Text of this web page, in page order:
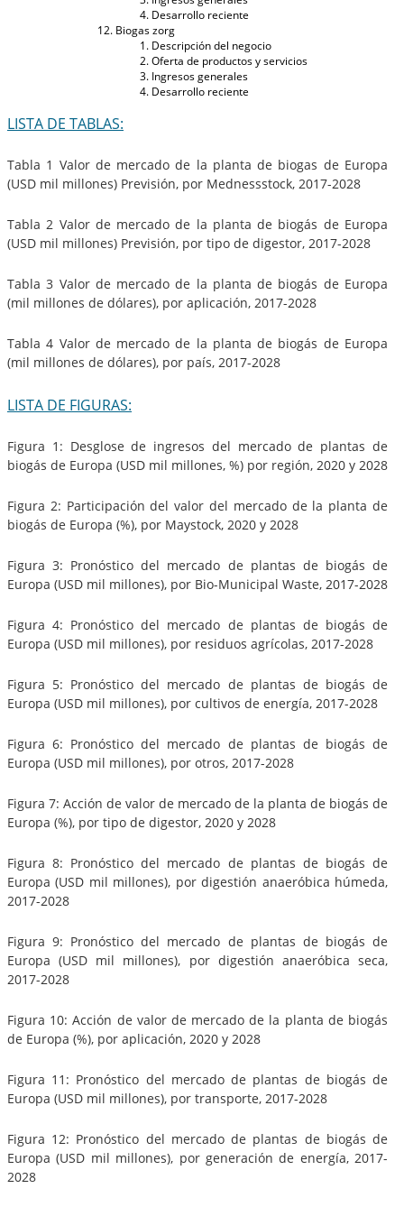
Desarrollo reciente
Biogas zorg
Descripción del negocio
Oferta de productos y servicios
Ingresos generales
Desarrollo reciente
LISTA DE TABLAS:
Tabla 1 Valor de mercado de la planta de biogas de Europa
(USD mil millones) Previsión, por Mednessstock, 2017-2028
Tabla 2 Valor de mercado de la planta de biogás de Europa
(USD mil millones) Previsión, por tipo de digestor, 2017-2028
Tabla 3 Valor de mercado de la planta de biogás de Europa
(mil millones de dólares), por aplicación, 2017-2028
Tabla 4 Valor de mercado de la planta de biogás de Europa
(mil millones de dólares), por país, 2017-2028
LISTA DE FIGURAS:
Figura 1: Desglose de ingresos del mercado de plantas de
biogás de Europa (USD mil millones, %) por región, 2020 y 2028
Figura 2: Participación del valor del mercado de la planta de
biogás de Europa (%), por Maystock, 2020 y 2028
Figura 3: Pronóstico del mercado de plantas de biogás de
Europa (USD mil millones), por Bio-Municipal Waste, 2017-2028
Figura 4: Pronóstico del mercado de plantas de biogás de
Europa (USD mil millones), por residuos agrícolas, 2017-2028
Figura 5: Pronóstico del mercado de plantas de biogás de
Europa (USD mil millones), por cultivos de energía, 2017-2028
Figura 6: Pronóstico del mercado de plantas de biogás de
Europa (USD mil millones), por otros, 2017-2028
Figura 7: Acción de valor de mercado de la planta de biogás de
Europa (%), por tipo de digestor, 2020 y 2028
Figura 8: Pronóstico del mercado de plantas de biogás de
Europa (USD mil millones), por digestión anaeróbica húmeda,
2017-2028
Figura 9: Pronóstico del mercado de plantas de biogás de
Europa (USD mil millones), por digestión anaeróbica seca,
2017-2028
Figura 10: Acción de valor de mercado de la planta de biogás
de Europa (%), por aplicación, 2020 y 2028
Figura 11: Pronóstico del mercado de plantas de biogás de
Europa (USD mil millones), por transporte, 2017-2028
Figura 12: Pronóstico del mercado de plantas de biogás de
Europa (USD mil millones), por generación de energía, 2017-
2028